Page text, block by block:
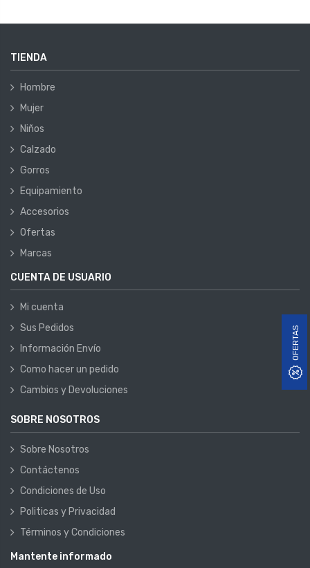
OFERTAS
TIENDA
Hombre
Mujer
Niños
Calzado
Gorros
Equipamiento
Accesorios
Ofertas
Marcas
CUENTA DE USUARIO
Mi cuenta
Sus Pedidos
Información Envío
Como hacer un pedido
Cambios y Devoluciones
SOBRE NOSOTROS
Sobre Nosotros
Contáctenos
Condiciones de Uso
Politicas y Privacidad
Términos y Condiciones
Mantente informado